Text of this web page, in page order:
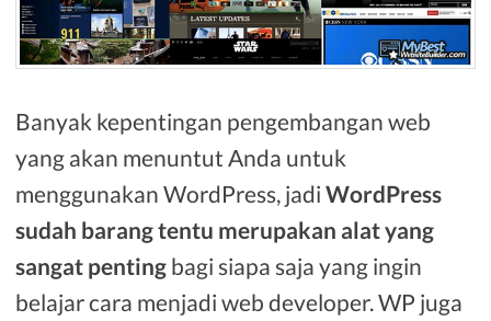
Banyak kepentingan pengembangan web
yang akan menuntut Anda untuk
menggunakan WordPress, jadi WordPress
sudah barang tentu merupakan alat yang
sangat penting bagi siapa saja yang ingin
belajar cara menjadi web developer. WP juga